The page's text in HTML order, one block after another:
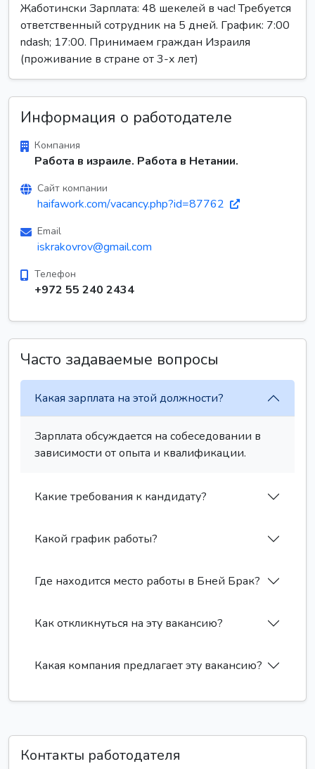
Жаботински Зарплата: 48 шекелей в час! Требуется
ответственный сотрудник на 5 дней. График: 7:00
ndash; 17:00. Принимаем граждан Израиля
(проживание в стране от 3-х лет)
Информация о работодателе
Компания
Работа в израиле. Работа в Нетании.
Сайт компании
haifawork.com/vacancy.php?id=87762
Email
iskrakovrov@gmail.com
Телефон
+972 55 240 2434
Часто задаваемые вопросы
Какая зарплата на этой должности?
Зарплата обсуждается на собеседовании в
зависимости от опыта и квалификации.
Какие требования к кандидату?
Какой график работы?
Где находится место работы в Бней Брак?
Как откликнуться на эту вакансию?
Какая компания предлагает эту вакансию?
Контакты работодателя